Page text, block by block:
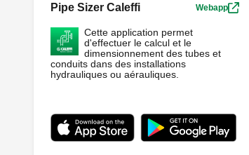
Pipe Sizer Caleffi Webapp
Cette application permet
d'effectuer le calcul et le
dimensionnement des tubes et
conduits dans des installations
hydrauliques ou aérauliques.